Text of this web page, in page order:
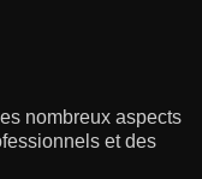
nombreux aspects
et des